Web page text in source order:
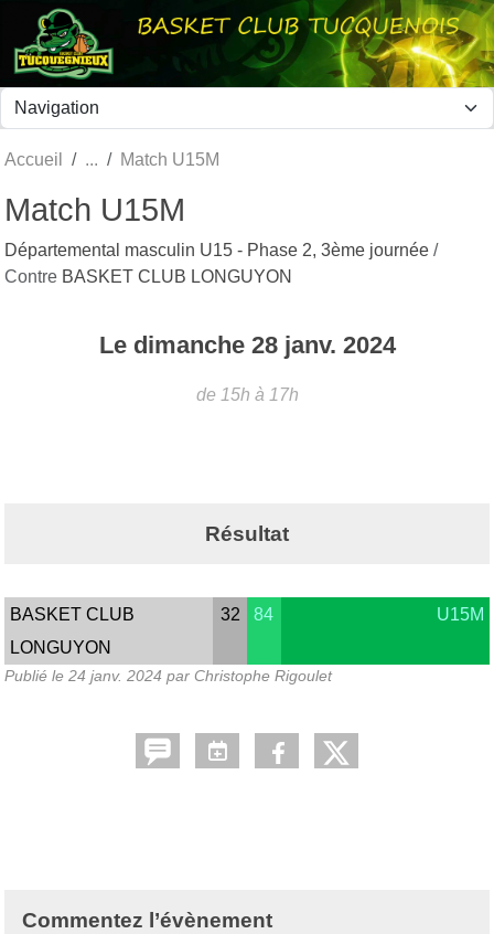
Accueil Match U15M
Match U15M
Départemental masculin U15 - Phase 2, 3ème journée /
Contre BASKET CLUB LONGUYON
Le dimanche 28 janv. 2024
de 15h à 17h
Résultat
BASKET CLUB
LONGUYON
32 84 U15M
Publié le 24 janv. 2024 par Christophe Rigoulet
Commentez l’évènement
Panneau de gestion des cookies